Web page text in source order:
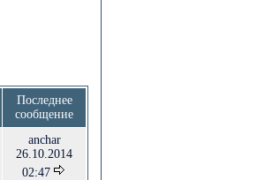
Последнее
сообщение
anchar
26.10.2014
02:47